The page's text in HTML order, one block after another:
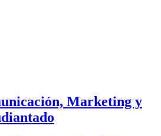
Marketing y